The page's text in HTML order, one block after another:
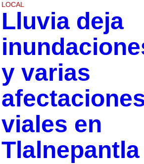
LOCAL
Lluvia deja
y varias
viales en
Tlalnepantla